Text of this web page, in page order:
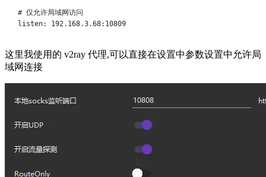
# 仅允许局域网访问
listen:
192.168.3.68:10809
这里我使用的 v2ray 代理,可以直接在设置中参数设置中允许局
域网连接